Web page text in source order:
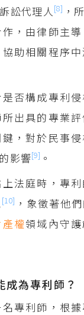
訟代理人 [8] ，
，由律師主
助相關程序
否構成專利
出具的專業
，對於民事
影響[9] 。
法庭時，專
[10] ，象徵著他
產權領域內守
成為專利師？
專利師，根